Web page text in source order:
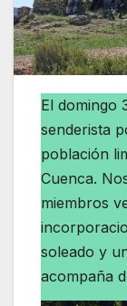
El domingo
senderista
población
Cuenca.
miembros
soleado y
acompaña